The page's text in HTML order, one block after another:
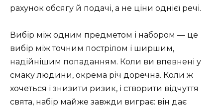
рахунок обсягу й подачі, а не ціни однієї речі.
Вибір між одним предметом і набором — це
вибір між точним пострілом і ширшим,
надійнішим попаданням. Коли ви впевнені у
смаку людини, окрема річ доречна. Коли ж
хочеться і знизити ризик, і створити відчуття
свята, набір майже завжди виграє: він дає